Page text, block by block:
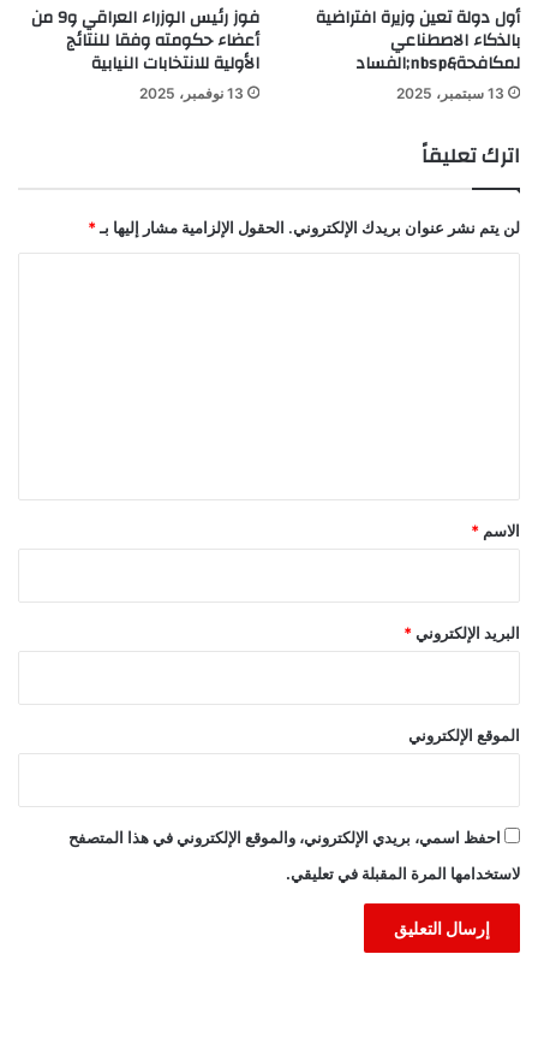
أول دولة تعين وزيرة افتراضية
بالذكاء الاصطناعي
لمكافحة&nbsp;الفساد
13 سبتمبر، 2025
فوز رئيس الوزراء العراقي و9 من
أعضاء حكومته وفقا للنتائج
الأولية للانتخابات النيابية
13 نوفمبر، 2025
اترك تعليقاً
لن يتم نشر عنوان بريدك الإلكتروني. الحقول الإلزامية مشار إليها بـ *
*
الاسم *
البريد الإلكتروني *
الموقع الإلكتروني
احفظ اسمي، بريدي الإلكتروني، والموقع الإلكتروني في هذا المتصفح
لاستخدامها المرة المقبلة في تعليقي.